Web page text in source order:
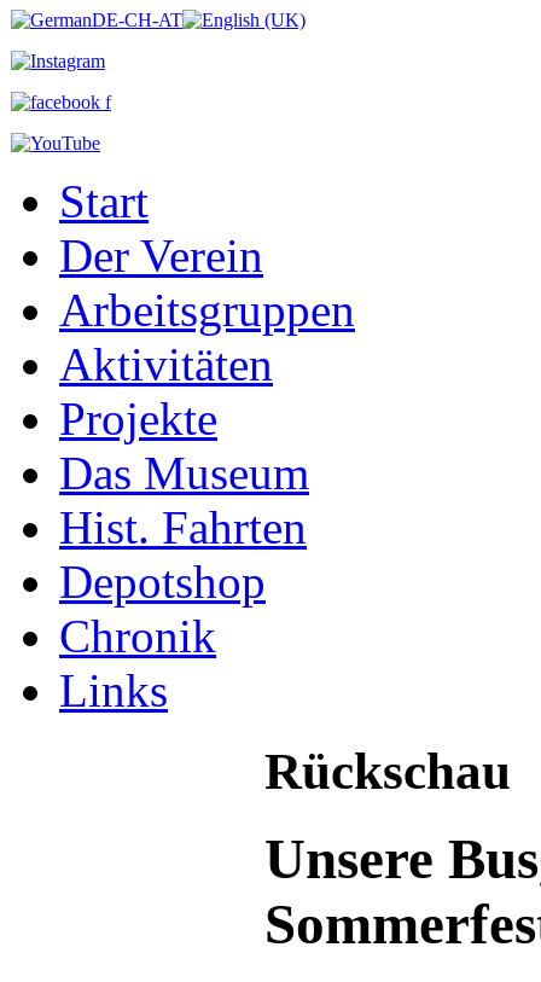
Start
Der Verein
Arbeitsgruppen
Aktivitäten
Projekte
Das Museum
Hist. Fahrten
Depotshop
Chronik
Links
Rückschau
Unsere